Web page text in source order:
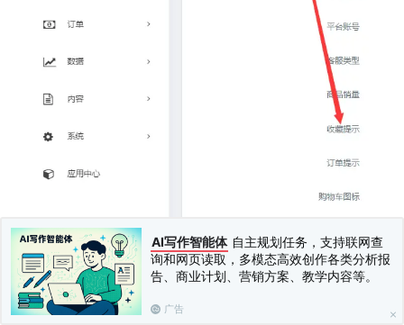
AI写作智能体 自主规划任务，支持联网查
询和网页读取，多模态高效创作各类分析报
告、商业计划、营销方案、教学内容等。
广告
上一篇：腾讯视频去广告（商业版）